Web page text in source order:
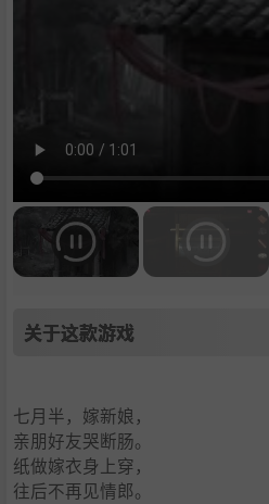
关于这款游戏
七月半，嫁新娘，
亲朋好友哭断肠。
纸做嫁衣身上穿，
往后不再见情郎。